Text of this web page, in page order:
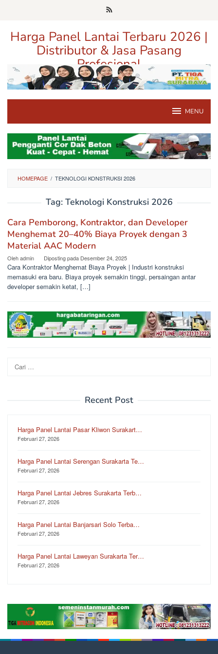
Harga Panel Lantai Terbaru 2026 |
Distributor & Jasa Pasang
Profesional
Pusat Informasi Harga, Distributor, dan Jasa Pasang Panel Lantai
Terpercaya di Jawa Timur
MENU
HOMEPAGE / TEKNOLOGI KONSTRUKSI 2026
Tag: Teknologi Konstruksi 2026
Cara Pemborong, Kontraktor, dan Developer
Menghemat 20–40% Biaya Proyek dengan 3
Material AAC Modern
Olehadmin Diposting pada Desember 24, 2025
Cara Kontraktor Menghemat Biaya Proyek | Industri konstruksi
memasuki era baru. Biaya proyek semakin tinggi, persaingan antar
developer semakin ketat, […]
Cari
untuk:
Recent Post
Harga Panel Lantai Pasar Kliwon Surakart…
Februari 27, 2026
Harga Panel Lantai Serengan Surakarta Te…
Februari 27, 2026
Harga Panel Lantai Jebres Surakarta Terb…
Februari 27, 2026
Harga Panel Lantai Banjarsari Solo Terba…
Februari 27, 2026
Harga Panel Lantai Laweyan Surakarta Ter…
Februari 27, 2026